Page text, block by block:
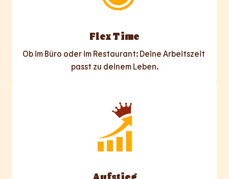
Flex Time
Ob im Büro oder im Restaurant: Deine Arbeitszeit
passt zu deinem Leben.
Aufstieg